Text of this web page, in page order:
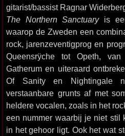
gitarist/bassist Ragnar
The Northern Sanctuaryis
waarop de Zweden een
rock, jarenzeventigprog en
Queensrÿche tot Opeth,
Gatherum en uiteraard
Of Sanity en Nightingale
verstaanbare grunts af met
heldere vocalen, zoals in het
een nummer waarbij je niet stil
in het gehoor ligt. Ook het wat